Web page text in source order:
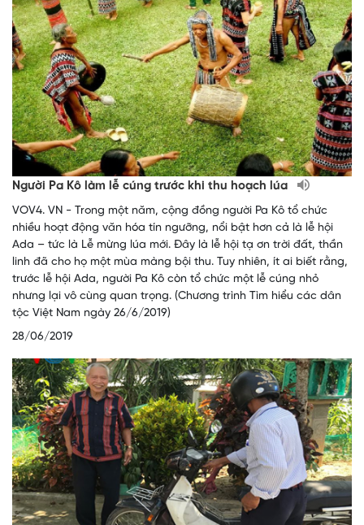
Người Pa Kô làm lễ cúng trước khi thu hoạch lúa
VOV4. VN - Trong một năm, cộng đồng người Pa Kô tổ chức
nhiều hoạt động văn hóa tín ngưỡng, nổi bật hơn cả là lễ hội
Ada – tức là Lễ mừng lúa mới. Đây là lễ hội tạ ơn trời đất, thần
linh đã cho họ một mùa màng bội thu. Tuy nhiên, ít ai biết rằng,
trước lễ hội Ada, người Pa Kô còn tổ chức một lễ cúng nhỏ
nhưng lại vô cùng quan trọng. (Chương trình Tìm hiểu các dân
tộc Việt Nam ngày 26/6/2019)
28/06/2019